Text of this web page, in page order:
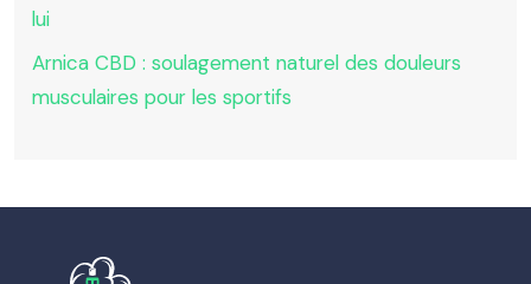
lui
Arnica CBD : soulagement naturel des douleurs
musculaires pour les sportifs